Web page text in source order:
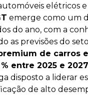
elétricos
emerge como um
do ano, com a
as previsões do
de carros
entre 2025 e 2027
disposto a liderar
de alto